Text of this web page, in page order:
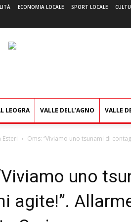
ECONOMIA LOCALE SPORT LOCALE
LEOGRA VALLE DELL’AGNO VALLE
Esteri Oms: “Viviamo uno tsunami di
uno
agite!”.